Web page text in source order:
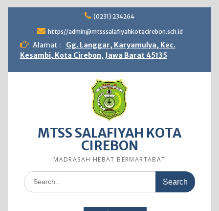
content
(0231) 234264
https//admin@mtsssalafiyahkotacirebon.sch.id
Alamat :
Gg. Langgar, Karyamulya, Kec.
Kesambi, Kota Cirebon, Jawa Barat 45135
MTSS SALAFIYAH KOTA
CIREBON
MADRASAH HEBAT BERMARTABAT
Search
for: